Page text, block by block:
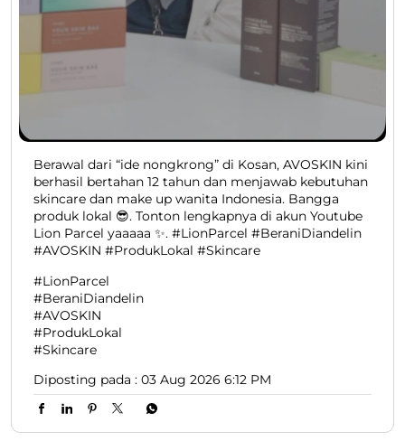
Berawal dari “ide nongkrong” di Kosan, AVOSKIN kini
berhasil bertahan 12 tahun dan menjawab kebutuhan
skincare dan make up wanita Indonesia. Bangga
produk lokal 😎. Tonton lengkapnya di akun Youtube
Lion Parcel yaaaaa ✨. #LionParcel #BeraniDiandelin
#AVOSKIN #ProdukLokal #Skincare
#LionParcel
#BeraniDiandelin
#AVOSKIN
#ProdukLokal
#Skincare
Diposting pada : 03 Aug 2026 6:12 PM